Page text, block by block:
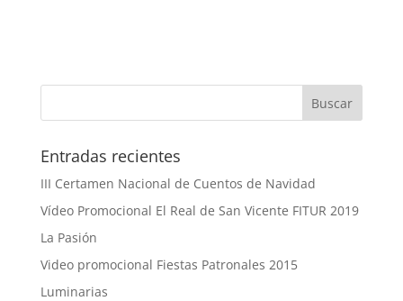
Entradas recientes
III Certamen Nacional de Cuentos de Navidad
Vídeo Promocional El Real de San Vicente FITUR 2019
La Pasión
Video promocional Fiestas Patronales 2015
Luminarias